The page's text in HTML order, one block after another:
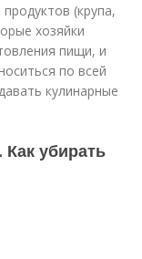
(крупа,
хозяйки
пищи, и
по всей
кулинарные
убирать